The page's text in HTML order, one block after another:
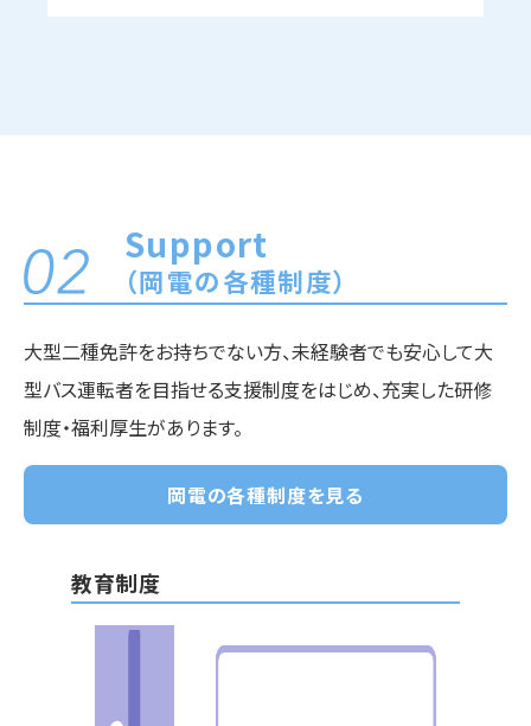
Support
（岡電の各種制度）
大型二種免許をお持ちでない方、未経験者でも安心して大
型バス運転者を目指せる支援制度をはじめ、充実した研修
制度・福利厚生があります。
岡電の各種制度を見る
教育制度